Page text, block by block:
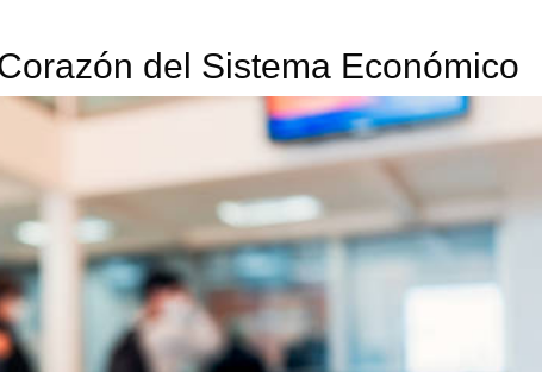
del Sistema Económico